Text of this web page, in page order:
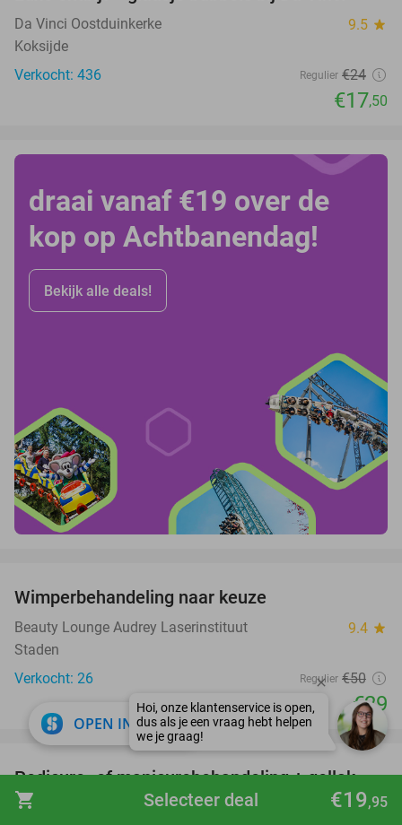
shopping_cart €19,95
Selecteer deal
Da Vinci Oostduinkerke 9.5 star
Koksijde
Verkocht: 436
Regulier €24
€17,50
draai vanaf €19 over de
kop op Achtbanendag!
Bekijk alle deals!
Wimperbehandeling naar keuze
Beauty Lounge Audrey Laserinstituut 9.4 star
Staden
Verkocht: 26
Regulier €50
€29
55%
favorite_border
Pedicure- of manicurebehandeling + gellak
Beauty Lounge Audrey Laserinstituut 9.4star
OPEN IN APP close